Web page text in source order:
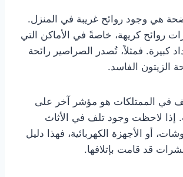
هي وجود روائح غريبة في المنزل.
روائح كريهة، خاصةً في الأماكن التي
كبيرة. فمثلاً، تُصدر الصراصير رائحة
الزيتون الفاسد.
في الممتلكات هو مؤشر آخر على
إذا لاحظت وجود تلف في الأثاث
أو الأجهزة الكهربائية، فهذا دليل
قد قامت بإتلافها.